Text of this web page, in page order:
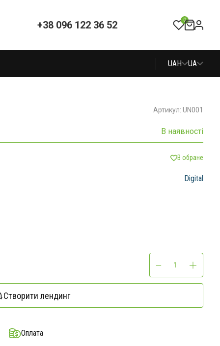
+38 096 122 36 52 0
UAH UA
Артикул: UN001
В наявності
В обране
Digital
Створити лендинг
Оплата